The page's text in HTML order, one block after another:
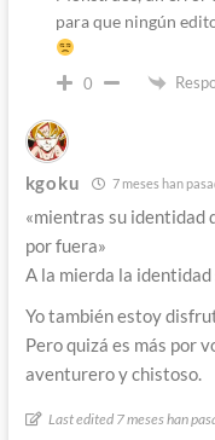
para que ningún
0
kgoku 7 meses han
«mientras su identidad
por fuera»
A la mierda la
Yo también estoy
Pero quizá es más por
aventurero y chistoso.
Last edited 7 meses han